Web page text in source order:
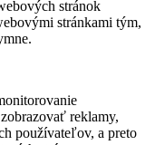
stránok
stránkami tým,
reklamy,
používateľov, a preto